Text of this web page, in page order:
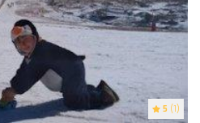
5 (1)